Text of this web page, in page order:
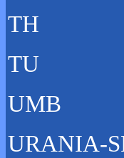
TH
TU
UMB
URANIA-